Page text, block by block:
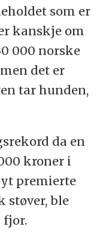
som er
kanskje om
000 norske
det er
tar hunden,
da en
kroner i
premierte
støver, ble
fjor.